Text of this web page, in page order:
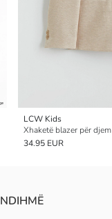
LCW Kids
Xhaketë blazer për djem
34.95 EUR
NDIHMË